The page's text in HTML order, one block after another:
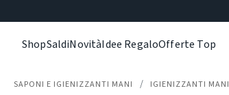
ShopSaldiNovitàIdee RegaloOfferte Top
SAPONI E IGIENIZZANTI MANI IGIENIZZANTI MANI